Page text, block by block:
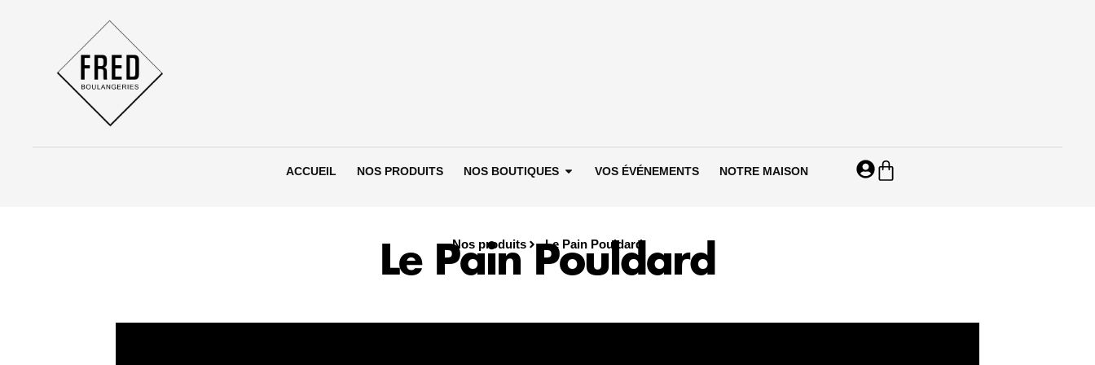
ACCUEIL NOS PRODUITS NOS BOUTIQUES Ouvrir Nos boutiques
VOS ÉVÉNEMENTS NOTRE MAISON Panier
Nos produits Le Pain Pouldard
Le Pain Pouldard